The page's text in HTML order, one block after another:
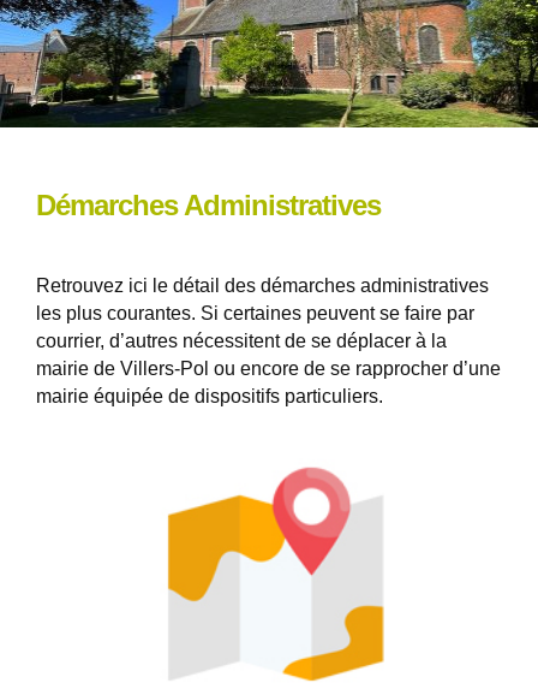
Démarches Administratives
Retrouvez ici le détail des démarches administratives
les plus courantes. Si certaines peuvent se faire par
courrier, d’autres nécessitent de se déplacer à la
mairie de Villers-Pol ou encore de se rapprocher d’une
mairie équipée de dispositifs particuliers.